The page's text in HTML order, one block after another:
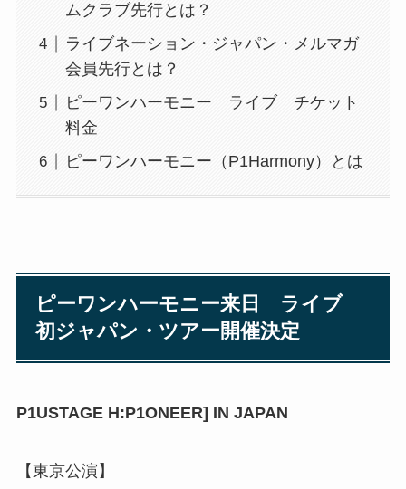
ムクラブ先行とは？
ライブネーション・ジャパン・メルマガ
会員先行とは？
ピーワンハーモニー ライブ チケット
料金
ピーワンハーモニー（P1Harmony）とは
ピーワンハーモニー来日 ライブ
初ジャパン・ツアー開催決定
P1USTAGE H:P1ONEER] IN JAPAN
【東京公演】